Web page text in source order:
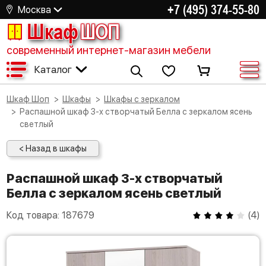
Москва +7 (495) 374-55-80
ШкафШОП
современный интернет-магазин мебели
Каталог
Шкаф Шоп Шкафы
Шкафы с зеркалом
Распашной шкаф 3-х створчатый Белла с зеркалом ясень
светлый
< Назад в шкафы
Распашной шкаф 3-х створчатый
Белла с зеркалом ясень светлый
Код товара: 187679 (4)